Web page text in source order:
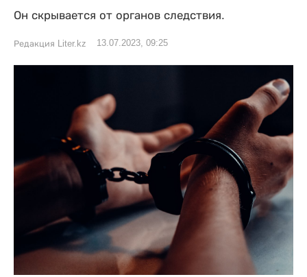
Он скрывается от органов следствия.
Редакция Liter.kz 13.07.2023, 09:25